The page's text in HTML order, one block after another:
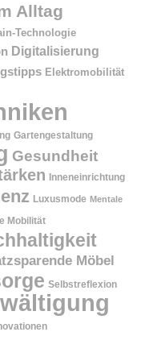
Alltag
Technologie
Digitalisierung
Elektromobilität
Gartengestaltung
Gesundheit
Inneneinrichtung
Luxusmode Mentale
Mobilität
Möbel
Selbstreflexion